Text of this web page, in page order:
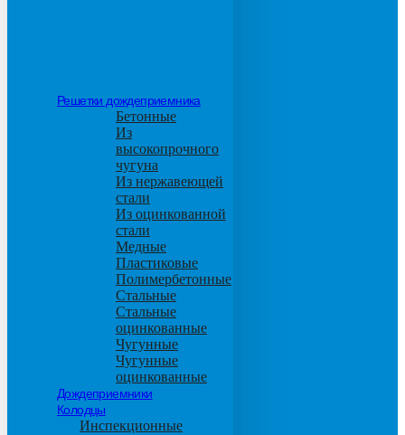
Решетки дождеприемника
Бетонные
Из
высокопрочного
чугуна
Из нержавеющей
стали
Из оцинкованной
стали
Медные
Пластиковые
Полимербетонные
Стальные
Стальные
оцинкованные
Чугунные
Чугунные
оцинкованные
Дождеприемники
Колодцы
Инспекционные